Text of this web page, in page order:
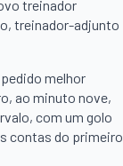
treinador
treinador-adjunto
melhor
ao minuto nove,
com um golo
contas do primeiro